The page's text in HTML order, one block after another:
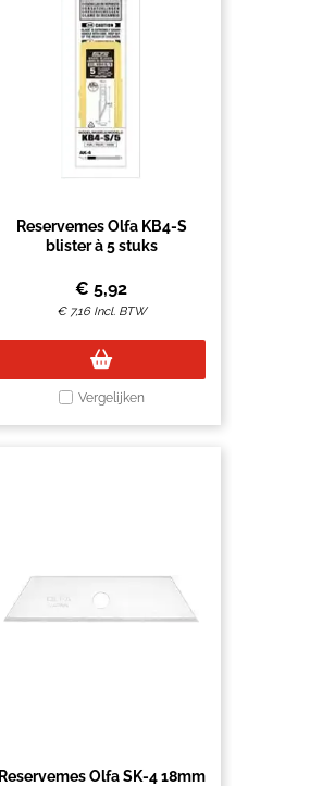
Reservemes Olfa KB4-S
blister à 5 stuks
€ 5,92
€ 7,16 Incl. BTW
Vergelijken
Reservemes Olfa SK-4 18mm